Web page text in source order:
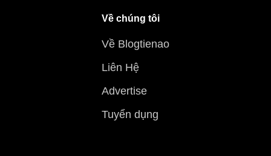
Về chúng tôi
Về Blogtienao
Liên Hệ
Advertise
Tuyển dụng